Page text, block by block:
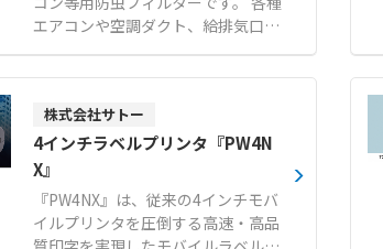
導入後も安心して運用できます。
【特徴】 ●マイナンバーカードや各
種ICカードに対応した汎用性 ●Win
dowsやmacOSをはじめとする多様
なOS対応 ●メーカーによる手厚い
技術サポート体制 【用途・事例】
●介護情報基盤導入におけるマイナ
ンバーカード認証 ●医療機関や行政
窓口でのIC免許証・各種資格証の読
み取り ●専用スタンドと組み合わせ
たスマートフォンでの認証作業
エアコンや空調ダクト、給排気口な
どにマジックテープで簡単に取り付
けでき、ホコリやチリ、サビの飛散
す。 通気性の高い素材を使用してい
るため空調機に負荷をかけず、燃焼
時に塩素系有毒ガスも発生しませ
ん。 角型、平型、筒型の基本形状に
加え、設置場所に応じたオーダーメ
イド製作にも対応可能です。 標準タ
株式会社サトー
4インチラベルプリンタ『PW4N
X』
『PW4NX』は、従来の4インチモバ
イルプリンタを圧倒する高速・高品